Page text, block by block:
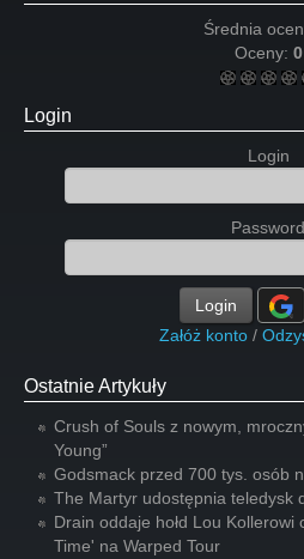
Średnia
Oceny: 0
Login
Login
Password
Login
Załóż konto /
Ostatnie Artykuły
Crush of Souls z nowym,
Young”
Godsmack przed 700 tys. osób
The Martyr udostępnia teledysk
Drain oddaje hołd Lou
Time' na Warped Tour